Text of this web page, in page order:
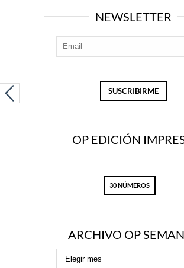
NEWSLETTER
OP EDICIÓN
30 NÚMEROS
ARCHIVO OP